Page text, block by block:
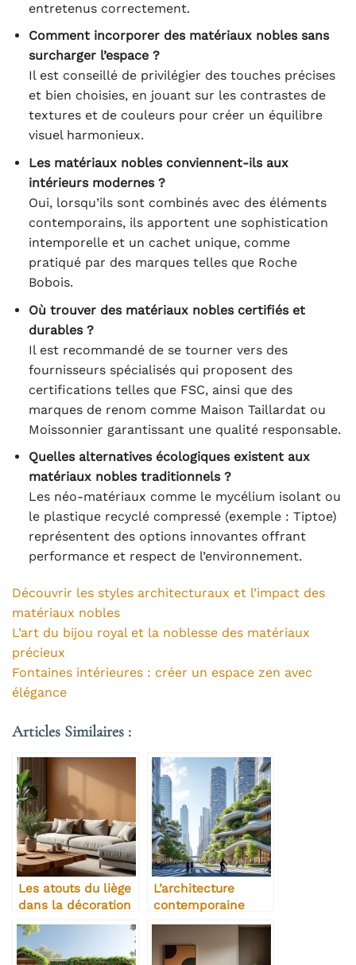
entretenus correctement.
Comment incorporer des matériaux nobles sans
surcharger l’espace ?
Il est conseillé de privilégier des touches précises
et bien choisies, en jouant sur les contrastes de
textures et de couleurs pour créer un équilibre
visuel harmonieux.
Les matériaux nobles conviennent-ils aux
intérieurs modernes ?
Oui, lorsqu’ils sont combinés avec des éléments
contemporains, ils apportent une sophistication
intemporelle et un cachet unique, comme
pratiqué par des marques telles que Roche
Bobois.
Où trouver des matériaux nobles certifiés et
durables ?
Il est recommandé de se tourner vers des
fournisseurs spécialisés qui proposent des
certifications telles que FSC, ainsi que des
marques de renom comme Maison Taillardat ou
Moissonnier garantissant une qualité responsable.
Quelles alternatives écologiques existent aux
matériaux nobles traditionnels ?
Les néo-matériaux comme le mycélium isolant ou
le plastique recyclé compressé (exemple : Tiptoe)
représentent des options innovantes offrant
performance et respect de l’environnement.
Découvrir les styles architecturaux et l’impact des
matériaux nobles
L’art du bijou royal et la noblesse des matériaux
précieux
Fontaines intérieures : créer un espace zen avec
élégance
Articles Similaires :
Les atouts du liège
dans la décoration
intérieure
L’architecture
contemporaine
dans les espaces